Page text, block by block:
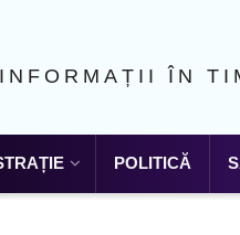
INFORMAȚII ÎN
POLITICĂ